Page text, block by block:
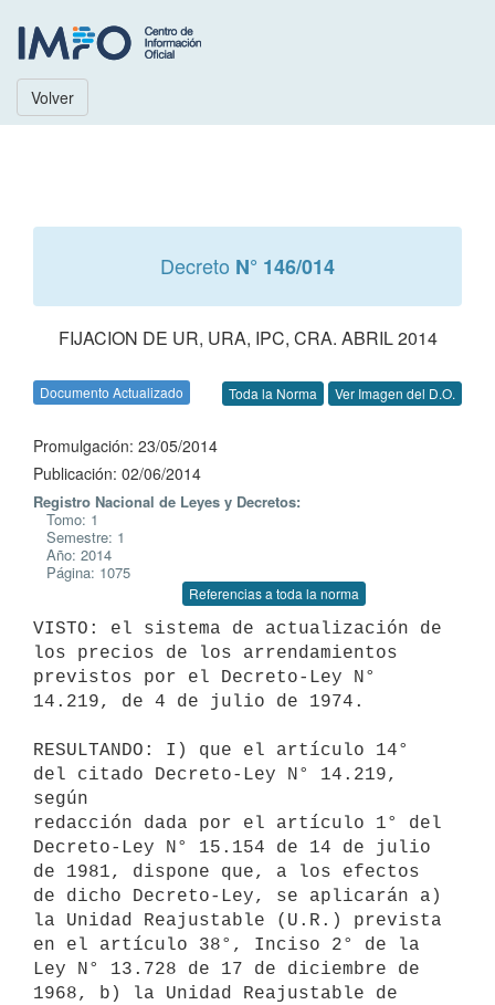
Volver
Decreto N° 146/014
FIJACION DE UR, URA, IPC, CRA. ABRIL 2014
Documento Actualizado Toda la Norma Ver Imagen del D.O.
Promulgación: 23/05/2014
Publicación: 02/06/2014
Registro Nacional de Leyes y Decretos:
Tomo: 1
Semestre: 1
Año: 2014
Página: 1075
Referencias a toda la norma
VISTO: el sistema de actualización de
los precios de los arrendamientos
previstos por el Decreto-Ley N°
14.219, de 4 de julio de 1974.
RESULTANDO: I) que el artículo 14°
del citado Decreto-Ley N° 14.219,
según
redacción dada por el artículo 1° del
Decreto-Ley N° 15.154 de 14 de julio
de 1981, dispone que, a los efectos
de dicho Decreto-Ley, se aplicarán a)
la Unidad Reajustable (U.R.) prevista
en el artículo 38°, Inciso 2° de la
Ley N° 13.728 de 17 de diciembre de
1968, b) la Unidad Reajustable de